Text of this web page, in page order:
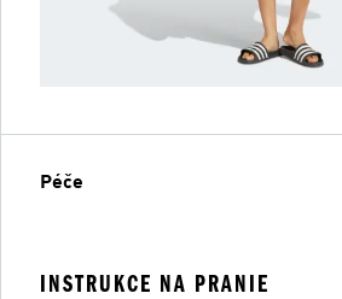
Péče
INSTRUKCE NA PRANIE